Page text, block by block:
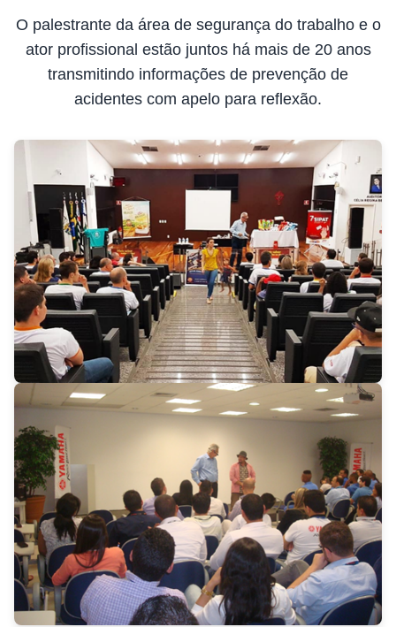
O palestrante da área de segurança do trabalho e o
ator profissional estão juntos há mais de 20 anos
transmitindo informações de prevenção de
acidentes com apelo para reflexão.